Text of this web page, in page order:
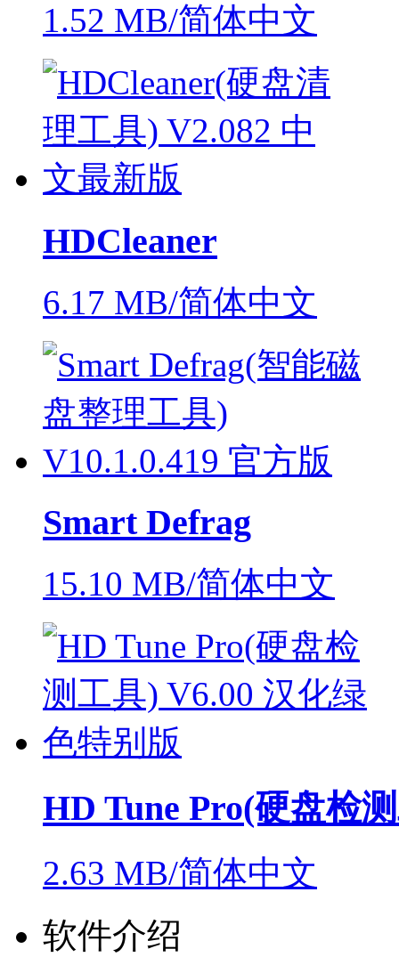
1.52 MB/简体中文
HDCleaner
6.17 MB/简体中文
Smart Defrag
15.10 MB/简体中文
HD Tune Pro(硬盘检
2.63 MB/简体中文
软件介绍